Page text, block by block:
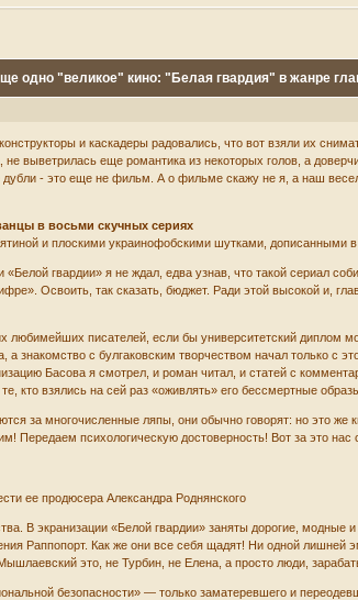
одно "великое" кино: "Белая гвардия" в жанре
и каскадеры радовались, что вот взяли их
выветрилась еще романтика из некоторых голов, а
- это еще не фильм. А о фильме скажу не я, а наш
в восьми скучных сериях
и плоскими украинофобскими шутками, дописанными
гвардии» я не ждал, едва узнав, что такой сериал
Освоить, так сказать, бюджет. Ради этой высокой и,
писателей, если бы университетский диплом
а знакомство с булгаковским творчеством начал только с
Басова я смотрел, и роман читал, и статей с
кто взялись на сей раз «оживлять» его бессмертные
за многочисленные ляпы, они обычно говорят: но это же
Передаем психологическую достоверность! Вот за это нас
ее продюсера Александра Роднянского
В экранизации «Белой гвардии» заняты дорогие,
Раппопорт. Как же они все себя щадят! Ни одной лишней
это, не Турбин, не Елена, а просто люди,
безопасности» — только заматеревшего и